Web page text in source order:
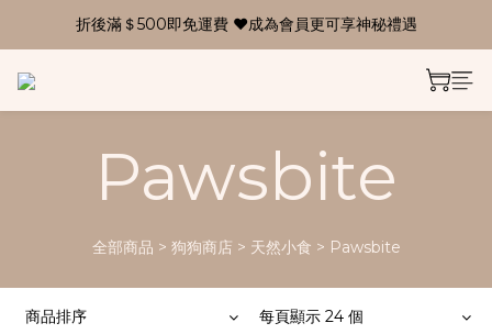
折後滿＄500即免運費 ❤成為會員更可享神秘禮遇
Pawsbite
全部商品 > 狗狗商店 > 天然小食 > Pawsbite
商品排序 每頁顯示 24 個